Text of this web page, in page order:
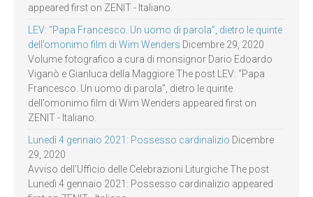
appeared first on ZENIT - Italiano.
LEV: “Papa Francesco. Un uomo di parola”, dietro le quinte
dell’omonimo film di Wim Wenders Dicembre 29, 2020
Volume fotografico a cura di monsignor Dario Edoardo
Viganò e Gianluca della Maggiore The post LEV: “Papa
Francesco. Un uomo di parola”, dietro le quinte
dell’omonimo film di Wim Wenders appeared first on
ZENIT - Italiano.
Lunedì 4 gennaio 2021: Possesso cardinalizio Dicembre
29, 2020
Avviso dell’Ufficio delle Celebrazioni Liturgiche The post
Lunedì 4 gennaio 2021: Possesso cardinalizio appeared